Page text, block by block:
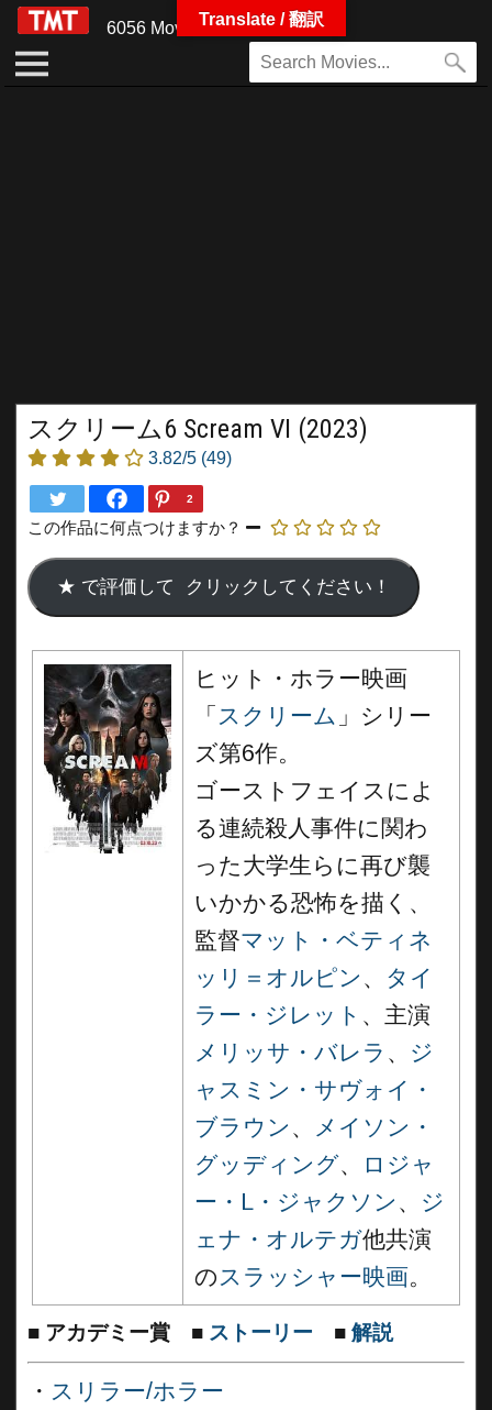
6056 Movies
スクリーム6 Scream VI (2023)
3.82/5 (49)
2
この作品に何点つけますか？
ヒット・ホラー映画
「 スクリーム 」シリー
ズ第6作。
ゴーストフェイスによ
る連続殺人事件に関わ
った大学生らに再び襲
いかかる恐怖を描く、
監督マット・ベティネ
ッリ＝オルピン 、 タイ
ラー・ジレット 、主演
メリッサ・バレラ 、 ジ
ャスミン・サヴォイ・
ブラウン 、
メイソン・
グッディング、
ロジャ
ー・L・ジャクソン 、 ジ
ェナ・オルテガ他共演
のスラッシャー映画。
■ アカデミー賞 ■ ストーリー ■ 解説
・ スリラー/ホラー
Translate / 翻訳